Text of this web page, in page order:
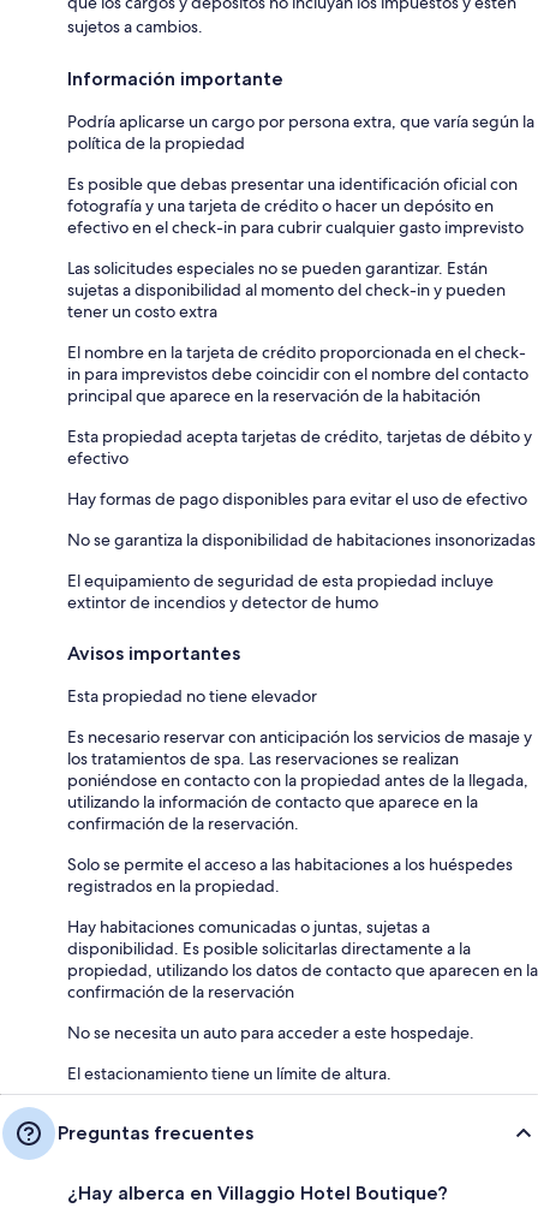
sujetos a cambios.
Información importante
Podría aplicarse un cargo por persona extra, que varía según la
política de la propiedad
Es posible que debas presentar una identificación oficial con
fotografía y una tarjeta de crédito o hacer un depósito en
efectivo en el check-in para cubrir cualquier gasto imprevisto
Las solicitudes especiales no se pueden garantizar. Están
sujetas a disponibilidad al momento del check-in y pueden
tener un costo extra
El nombre en la tarjeta de crédito proporcionada en el check-
in para imprevistos debe coincidir con el nombre del contacto
principal que aparece en la reservación de la habitación
Esta propiedad acepta tarjetas de crédito, tarjetas de débito y
efectivo
Hay formas de pago disponibles para evitar el uso de efectivo
No se garantiza la disponibilidad de habitaciones insonorizadas
El equipamiento de seguridad de esta propiedad incluye
extintor de incendios y detector de humo
Avisos importantes
Esta propiedad no tiene elevador
Es necesario reservar con anticipación los servicios de masaje y
los tratamientos de spa. Las reservaciones se realizan
poniéndose en contacto con la propiedad antes de la llegada,
utilizando la información de contacto que aparece en la
confirmación de la reservación.
Solo se permite el acceso a las habitaciones a los huéspedes
registrados en la propiedad.
Hay habitaciones comunicadas o juntas, sujetas a
disponibilidad. Es posible solicitarlas directamente a la
propiedad, utilizando los datos de contacto que aparecen en la
confirmación de la reservación
No se necesita un auto para acceder a este hospedaje.
El estacionamiento tiene un límite de altura.
Preguntas frecuentes
¿Hay alberca en Villaggio Hotel Boutique?